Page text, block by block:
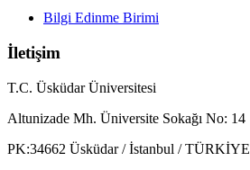
Bilgi Edinme Birimi
İletişim
T.C. Üsküdar Üniversitesi
Altunizade Mh. Üniversite Sokağı No: 14
PK:34662 Üsküdar / İstanbul / TÜRKİYE